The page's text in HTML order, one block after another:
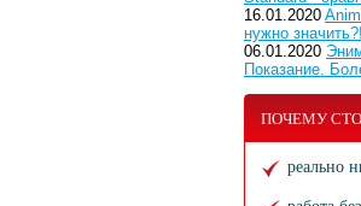
16.01.2020
нужно значить?!
06.01.2020
Показание.
ПОЧЕМУ
реально